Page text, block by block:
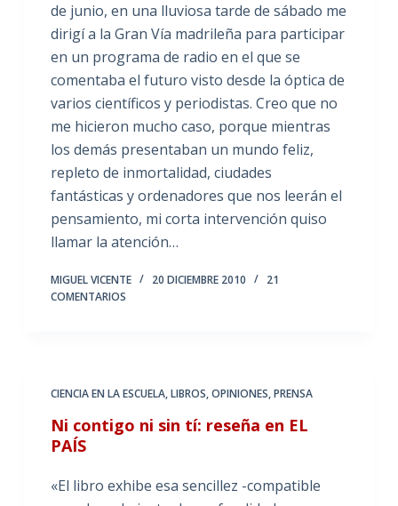
de junio, en una lluviosa tarde de sábado me
dirigí a la Gran Vía madrileña para participar
en un programa de radio en el que se
comentaba el futuro visto desde la óptica de
varios científicos y periodistas. Creo que no
me hicieron mucho caso, porque mientras
los demás presentaban un mundo feliz,
repleto de inmortalidad, ciudades
fantásticas y ordenadores que nos leerán el
pensamiento, mi corta intervención quiso
llamar la atención…
MIGUEL VICENTE 20 DICIEMBRE 2010
21
COMENTARIOS
CIENCIA EN LA ESCUELA,LIBROS,OPINIONES,PRENSA
Ni contigo ni sin tí: reseña en EL
PAÍS
«El libro exhibe esa sencillez -compatible